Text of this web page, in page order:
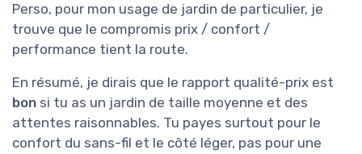
Perso, pour mon usage de jardin de particulier, je
trouve que le compromis prix / confort /
performance tient la route.
En résumé, je dirais que le rapport qualité-prix est
bon si tu as un jardin de taille moyenne et des
attentes raisonnables. Tu payes surtout pour le
confort du sans-fil et le côté léger, pas pour une